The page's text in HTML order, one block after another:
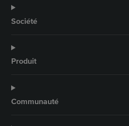
Société
Produit
Communauté